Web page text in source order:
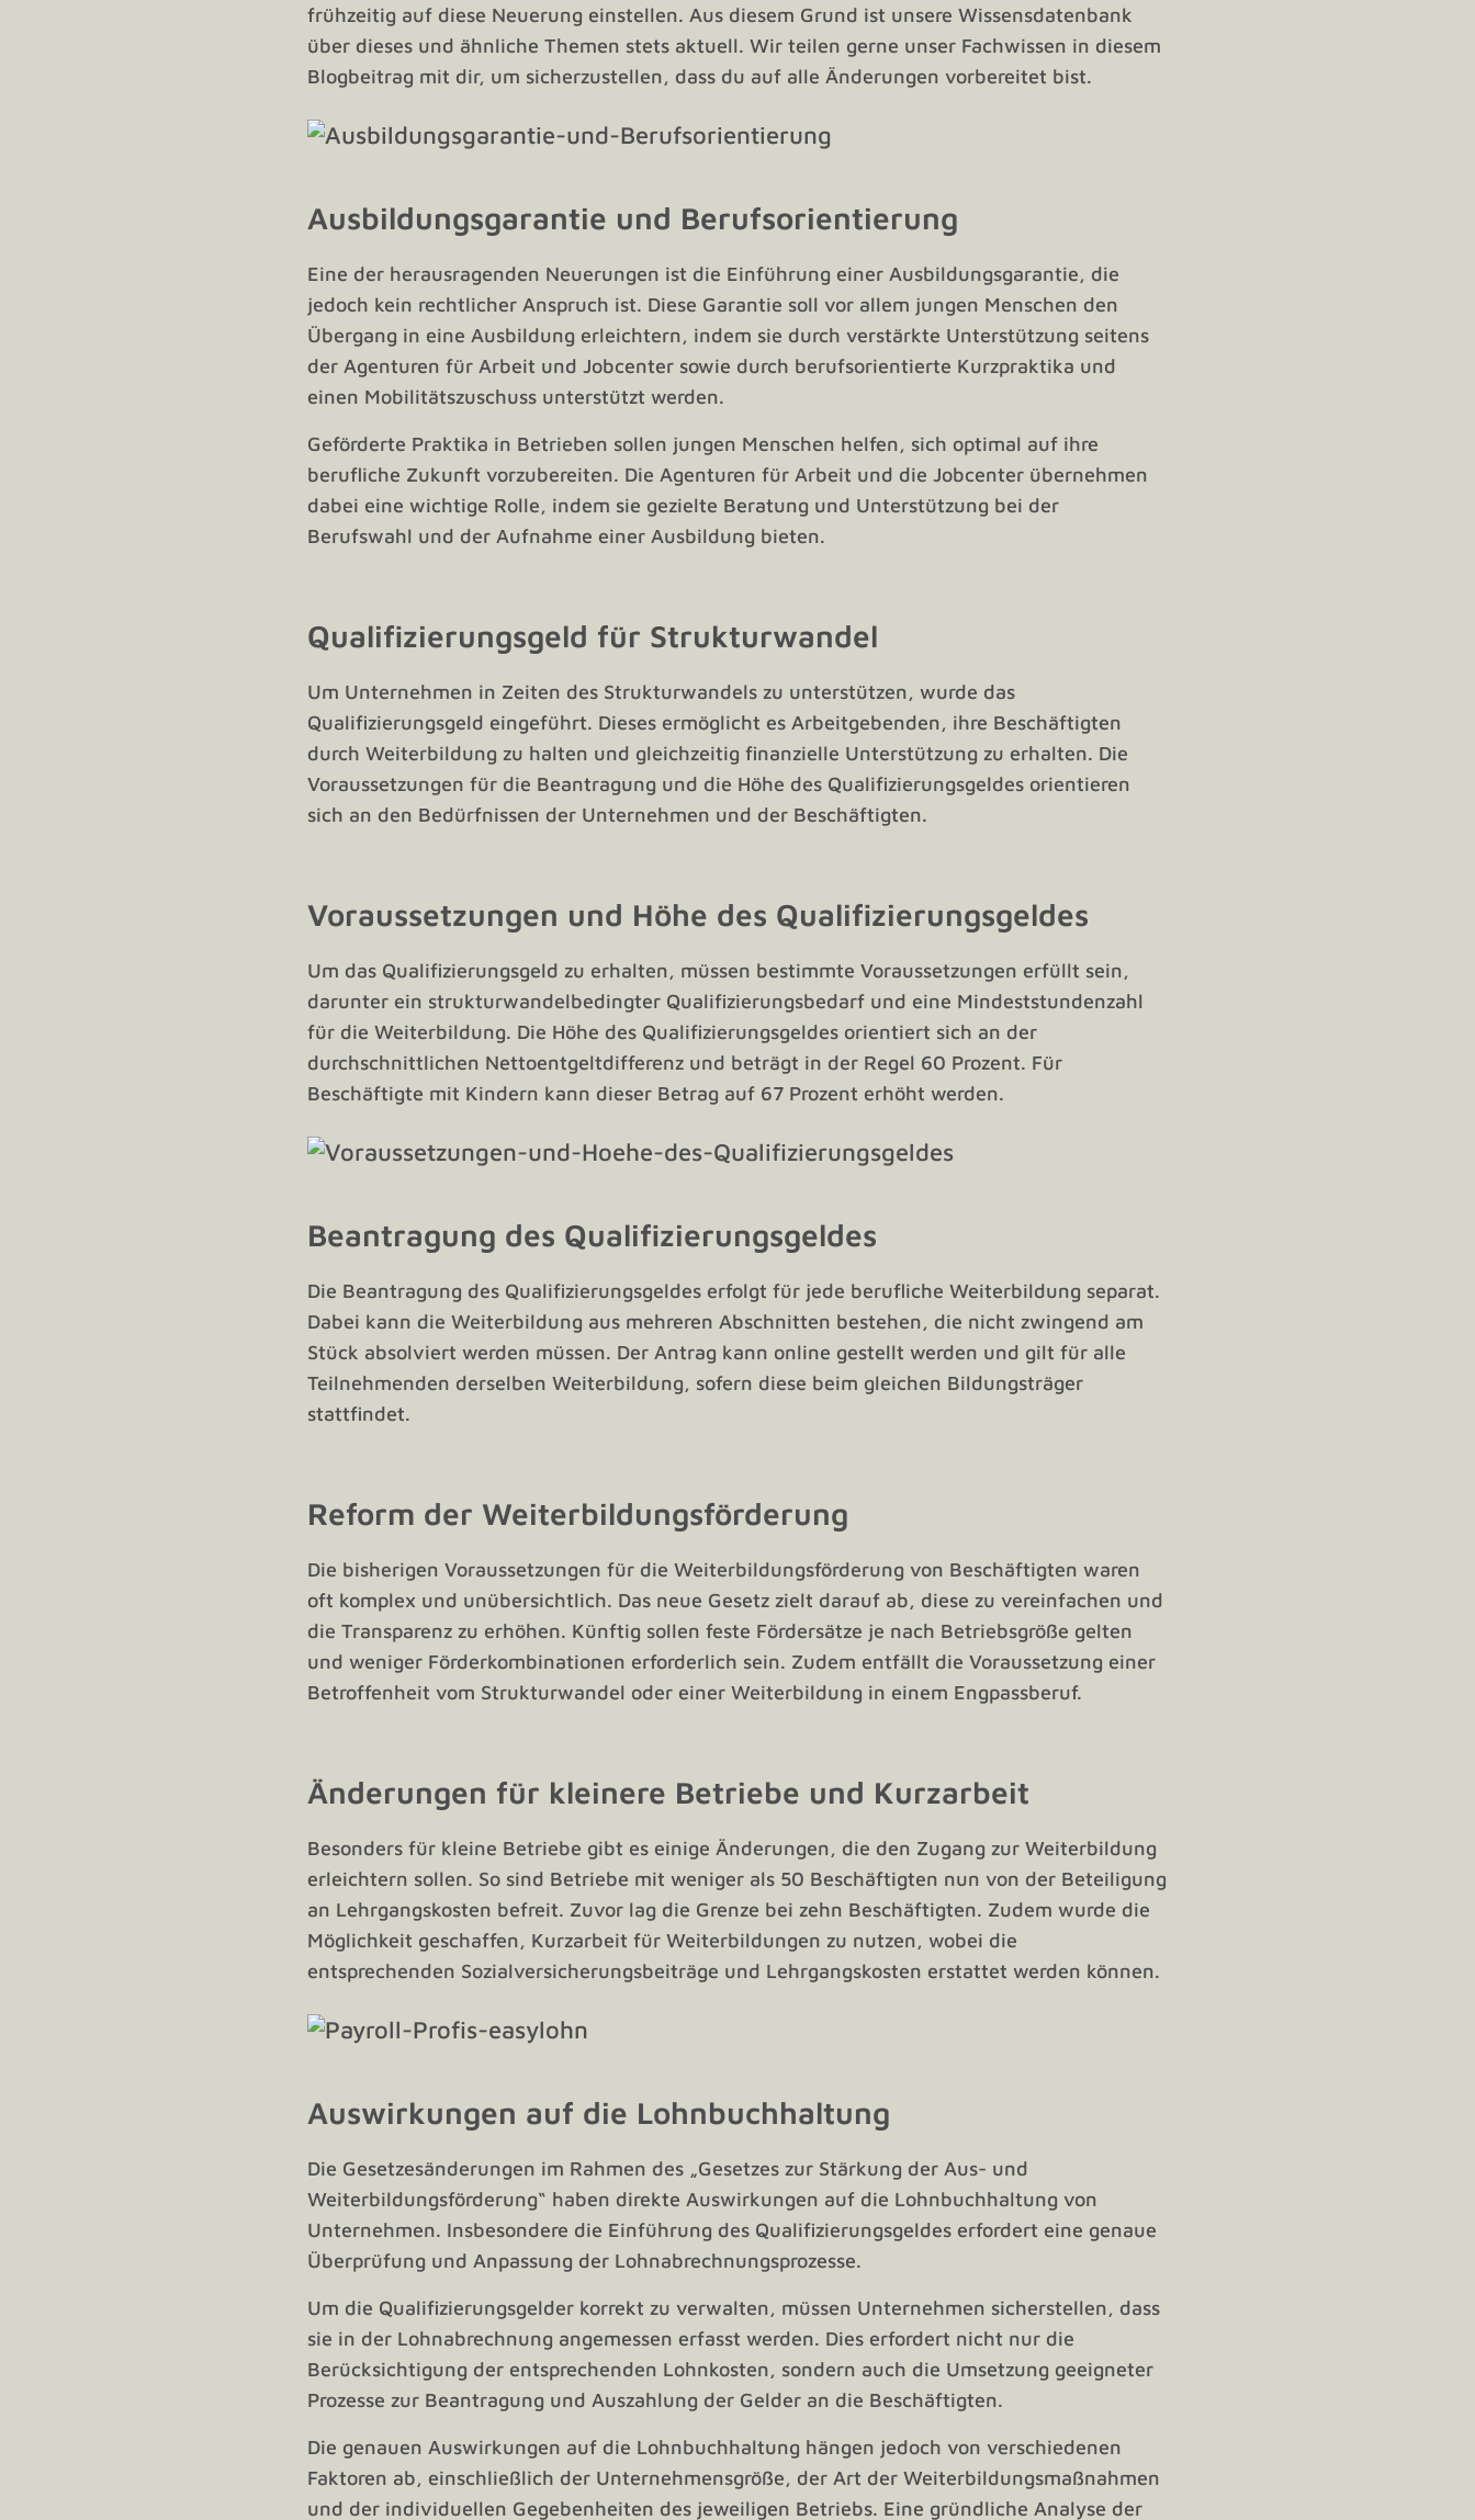
frühzeitig auf diese Neuerung einstellen. Aus diesem Grund ist unsere Wissensdatenbank
über dieses und ähnliche Themen stets aktuell. Wir teilen gerne unser Fachwissen in diesem
Blogbeitrag mit dir, um sicherzustellen, dass du auf alle Änderungen vorbereitet bist.
Ausbildungsgarantie und Berufsorientierung
Eine der herausragenden Neuerungen ist die Einführung einer Ausbildungsgarantie, die
jedoch kein rechtlicher Anspruch ist. Diese Garantie soll vor allem jungen Menschen den
Übergang in eine Ausbildung erleichtern, indem sie durch verstärkte Unterstützung seitens
der Agenturen für Arbeit und Jobcenter sowie durch berufsorientierte Kurzpraktika und
einen Mobilitätszuschuss unterstützt werden.
Geförderte Praktika in Betrieben sollen jungen Menschen helfen, sich optimal auf ihre
berufliche Zukunft vorzubereiten. Die Agenturen für Arbeit und die Jobcenter übernehmen
dabei eine wichtige Rolle, indem sie gezielte Beratung und Unterstützung bei der
Berufswahl und der Aufnahme einer Ausbildung bieten.
Qualifizierungsgeld für Strukturwandel
Um Unternehmen in Zeiten des Strukturwandels zu unterstützen, wurde das
Qualifizierungsgeld eingeführt. Dieses ermöglicht es Arbeitgebenden, ihre Beschäftigten
durch Weiterbildung zu halten und gleichzeitig finanzielle Unterstützung zu erhalten. Die
Voraussetzungen für die Beantragung und die Höhe des Qualifizierungsgeldes orientieren
sich an den Bedürfnissen der Unternehmen und der Beschäftigten.
Voraussetzungen und Höhe des Qualifizierungsgeldes
Um das Qualifizierungsgeld zu erhalten, müssen bestimmte Voraussetzungen erfüllt sein,
darunter ein strukturwandelbedingter Qualifizierungsbedarf und eine Mindeststundenzahl
für die Weiterbildung. Die Höhe des Qualifizierungsgeldes orientiert sich an der
durchschnittlichen Nettoentgeltdifferenz und beträgt in der Regel 60 Prozent. Für
Beschäftigte mit Kindern kann dieser Betrag auf 67 Prozent erhöht werden.
Beantragung des Qualifizierungsgeldes
Die Beantragung des Qualifizierungsgeldes erfolgt für jede berufliche Weiterbildung separat.
Dabei kann die Weiterbildung aus mehreren Abschnitten bestehen, die nicht zwingend am
Stück absolviert werden müssen. Der Antrag kann online gestellt werden und gilt für alle
Teilnehmenden derselben Weiterbildung, sofern diese beim gleichen Bildungsträger
stattfindet.
Reform der Weiterbildungsförderung
Die bisherigen Voraussetzungen für die Weiterbildungsförderung von Beschäftigten waren
oft komplex und unübersichtlich. Das neue Gesetz zielt darauf ab, diese zu vereinfachen und
die Transparenz zu erhöhen. Künftig sollen feste Fördersätze je nach Betriebsgröße gelten
und weniger Förderkombinationen erforderlich sein. Zudem entfällt die Voraussetzung einer
Betroffenheit vom Strukturwandel oder einer Weiterbildung in einem Engpassberuf.
Änderungen für kleinere Betriebe und Kurzarbeit
Besonders für kleine Betriebe gibt es einige Änderungen, die den Zugang zur Weiterbildung
erleichtern sollen. So sind Betriebe mit weniger als 50 Beschäftigten nun von der Beteiligung
an Lehrgangskosten befreit. Zuvor lag die Grenze bei zehn Beschäftigten. Zudem wurde die
Möglichkeit geschaffen, Kurzarbeit für Weiterbildungen zu nutzen, wobei die
entsprechenden Sozialversicherungsbeiträge und Lehrgangskosten erstattet werden können.
Auswirkungen auf die Lohnbuchhaltung
Die Gesetzesänderungen im Rahmen des „Gesetzes zur Stärkung der Aus- und
Weiterbildungsförderung“ haben direkte Auswirkungen auf die Lohnbuchhaltung von
Unternehmen. Insbesondere die Einführung des Qualifizierungsgeldes erfordert eine genaue
Überprüfung und Anpassung der Lohnabrechnungsprozesse.
Um die Qualifizierungsgelder korrekt zu verwalten, müssen Unternehmen sicherstellen, dass
sie in der Lohnabrechnung angemessen erfasst werden. Dies erfordert nicht nur die
Berücksichtigung der entsprechenden Lohnkosten, sondern auch die Umsetzung geeigneter
Prozesse zur Beantragung und Auszahlung der Gelder an die Beschäftigten.
Die genauen Auswirkungen auf die Lohnbuchhaltung hängen jedoch von verschiedenen
Faktoren ab, einschließlich der Unternehmensgröße, der Art der Weiterbildungsmaßnahmen
und der individuellen Gegebenheiten des jeweiligen Betriebs. Eine gründliche Analyse der